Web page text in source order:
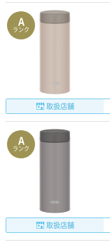
A
ランク
取扱店舗
A
ランク
取扱店舗